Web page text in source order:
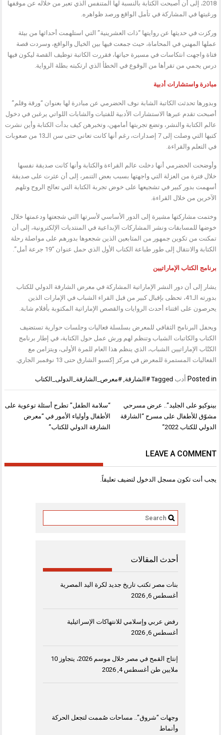
2018، إلى أن أصبحت الكتابة بالنسبة لها المتنفس الذي تعبر من خلاله عن موقفها
ورغبتها في المشاركة في تأمل الواقع ورصد ظواهره.
وركزت في حديثها عن روايتها “ذات العشرينية” التي استلهمت أحداثها من بيئة
عملها المهني في المحاماة، حيث جمعت فيها بين الخيال والواقع، وسردت قصة
فتاة واجهت انتكاسات في مسيرة حياتها، فقررت الكاتبة توظيف القصة ليكون فيها
درس يحمي من تقرأها من الوقوع في الخطأ الذي ارتكبته بطلة الرواية.
مبادرة واستشارات أدبية
وبدورها تحدثت الكاتبة الشابة نوف الحضرمي عن مبادرة لها بعنوان “ورقة وقلم”
أصبحت تقدم عبرها الاستشارات الأدبية للفتيات والشابات اللواتي يرغبن في دخول
عالم الكتابة والنشر، وتضع تجربتها أمامهن، وتخبرهن كيف بدأت الكتابة وأين نشرت
كتبها التي وصلت إلى 7 إصدارات، رغم أنها كانت تعاني حتى سن الـ13 من صعوبات
في التعلم والقراءة.
وأوضحت الحضرمي أنها دخلت عالم القراءة والكتابة وأنها كانت صديقة نفسها
خلال فترة من العزلة التي واجهتها بسبب بعض التنمر، إلى أن عثرت على صديقة
أسهمت بدور كبير في تشجيعها على خوض تجربة الكتابة التي تعالج الروح وتلهم
الآخرين من خلال القراءة.
وختمت مشاركتها مشيرة إلى الدور الأساسي لأسرتها التي شجعتها ودعمتها خلال
خوضها للمسابقات ونشر المشاركات الإبداعية في المنتديات الإلكترونية، إلى أن
تمكنت من تكوين جمهور من المتابعين الذين شجعوها بدورهم على مواصلة رحلة
الكتابة والانتقال إلى طور طباعة الكتاب الأول الذي حمل عنوان “19 جرعة أمل”.
برنامج الكتاب الإماراتيين
يشار إلى أن دور النشر الإماراتية المشاركة في معرض الشارقة الدولي للكتاب
بدورته الـ41، تحظى بإقبال كبير من قبل القراء الشباب في الإمارات الذين
يحرصون على اقتناء أحدث الروايات والقصص الإماراتية المكتوبة بأقلام شابة.
ويحفل البرنامج الثقافي للمعرض بسلسلة فعاليات وجلسات حوارية تستضيف
الكتاب والكاتبات الشباب وتنظم لهم ورش عمل حول الكتابة، في إطار برنامج
الكتّاب الإماراتيين الشباب، الذي ينظم هذا العام للمرة الأولى، ويتزامن مع
الفعاليات المستمرة للمعرض في مركز إكسبو الشارق حتى 13 نوفمبر الجاري.
Posted in أدب Tagged #الشارقة,#معرص_الشارقة_الدولى_الكتاب
تصفّح
المقالات
“سلامة الطفل” تطرح أسئلة توعوية على
الأطفال وأولياء الأمور في “معرض
الشارقة الدولي للكتاب”
بينوكيو على الجليد”.. عرض مسرحي
مشوّق للأطفال على مسرح “الشارقة
الدولي للكتاب 2022”
LEAVE A COMMENT
يجب أنت تكون مسجل الدخول لتضيف تعليقاً.
أحدث المقالات
بنات مصر تكتب تاريخ جديد لكرة اليد المصرية
أغسطس 6, 2026
رفض عربي وإسلامي للانتهاكات الإسرائيلية
أغسطس 6, 2026
إنتاج القمح في مصر خلال موسم 2026، يتجاوز 10
ملايين طن أغسطس 4, 2026
وجهات “شروق”.. مساحات صُممت لتجعل الحركة
وأنماط